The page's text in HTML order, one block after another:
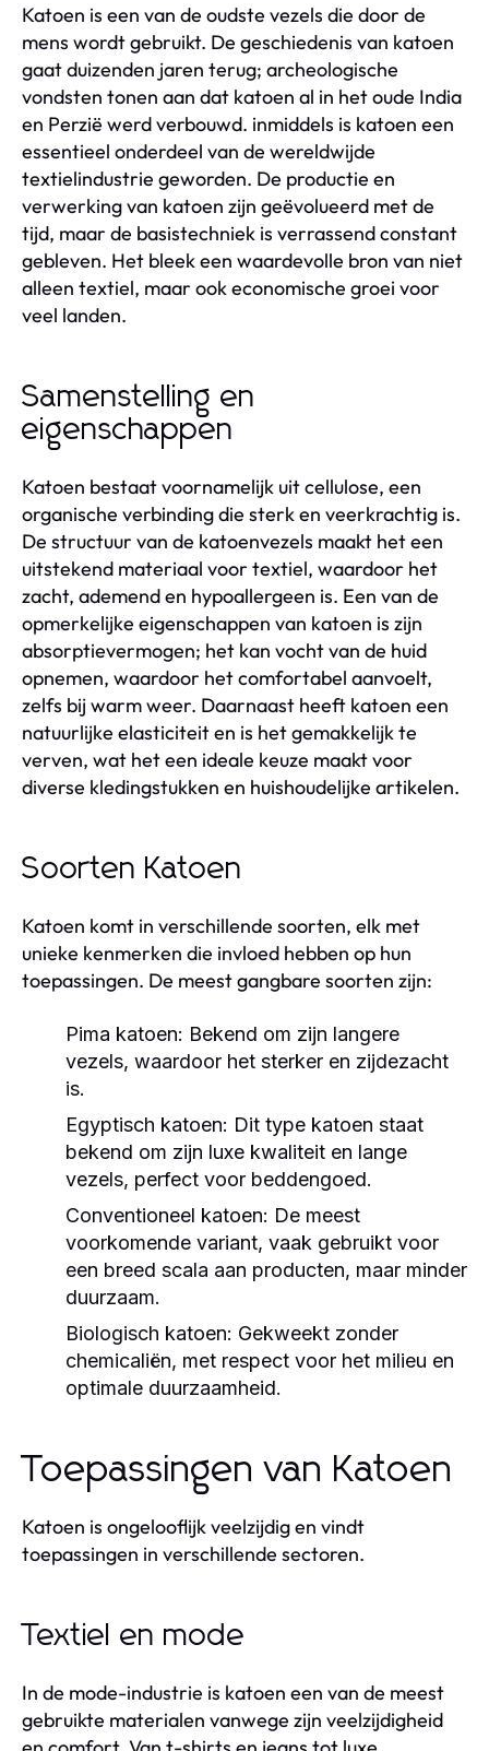
Katoen is een van de oudste vezels die door de
mens wordt gebruikt. De geschiedenis van katoen
gaat duizenden jaren terug; archeologische
vondsten tonen aan dat katoen al in het oude India
en Perzië werd verbouwd. inmiddels is katoen een
essentieel onderdeel van de wereldwijde
textielindustrie geworden. De productie en
verwerking van katoen zijn geëvolueerd met de
tijd, maar de basistechniek is verrassend constant
gebleven. Het bleek een waardevolle bron van niet
alleen textiel, maar ook economische groei voor
veel landen.
Samenstelling en
eigenschappen
Katoen bestaat voornamelijk uit cellulose, een
organische verbinding die sterk en veerkrachtig is.
De structuur van de katoenvezels maakt het een
uitstekend materiaal voor textiel, waardoor het
zacht, ademend en hypoallergeen is. Een van de
opmerkelijke eigenschappen van katoen is zijn
absorptievermogen; het kan vocht van de huid
opnemen, waardoor het comfortabel aanvoelt,
zelfs bij warm weer. Daarnaast heeft katoen een
natuurlijke elasticiteit en is het gemakkelijk te
verven, wat het een ideale keuze maakt voor
diverse kledingstukken en huishoudelijke artikelen.
Soorten Katoen
Katoen komt in verschillende soorten, elk met
unieke kenmerken die invloed hebben op hun
toepassingen. De meest gangbare soorten zijn:
Pima katoen: Bekend om zijn langere
vezels, waardoor het sterker en zijdezacht
is.
Egyptisch katoen: Dit type katoen staat
bekend om zijn luxe kwaliteit en lange
vezels, perfect voor beddengoed.
Conventioneel katoen: De meest
voorkomende variant, vaak gebruikt voor
een breed scala aan producten, maar minder
duurzaam.
Biologisch katoen: Gekweekt zonder
chemicaliën, met respect voor het milieu en
optimale duurzaamheid.
Toepassingen van Katoen
Katoen is ongelooflijk veelzijdig en vindt
toepassingen in verschillende sectoren.
Textiel en mode
In de mode-industrie is katoen een van de meest
gebruikte materialen vanwege zijn veelzijdigheid